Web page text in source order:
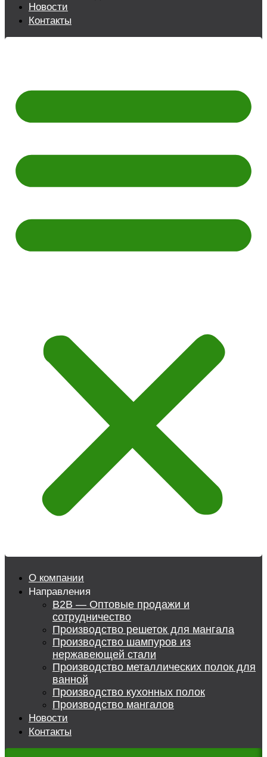
Новости
Контакты
О компании
Направления
B2B — Оптовые продажи и
сотрудничество
Производство решеток для мангала
Производство шампуров из
нержавеющей стали
Производство металлических полок для
ванной
Производство кухонных полок
Производство мангалов
Новости
Контакты